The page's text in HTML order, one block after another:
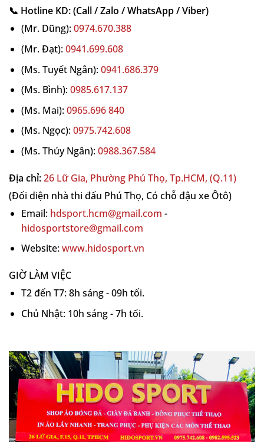
👉 Xem thêm các phụ kiện pickleballchính
hãng tại HIDO SPORT để nâng cao trải nghiệm
tập luyện và thi đấu.
📞 Hotline KD: (Call / Zalo / WhatsApp / Viber)
(Mr. Dũng):0974.670.388
(Mr. Đạt):0941.699.608
(Ms. Tuyết Ngân):0941.686.379
(Ms. Bình):0985.617.137
(Ms. Mai):0965.696 840
(Ms. Ngọc):0975.742.608
(Ms. Thúy Ngân):0988.367.584
Địa chỉ:26 Lữ Gia, Phường Phú Thọ, Tp.HCM, (Q.11)
(Đối diện nhà thi đấu Phú Thọ, Có chỗ đậu xe Ôtô)
Email: hdsport.hcm@gmail.com -
hidosportstore@gmail.com
Website:www.hidosport.vn
GIỜ LÀM VIỆC
T2 đến T7: 8h sáng - 09h tối.
Chủ Nhật: 10h sáng - 7h tối.